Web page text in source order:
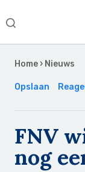
Search
Home › Nieuws
Opslaan
FNV
nog
Sidebar